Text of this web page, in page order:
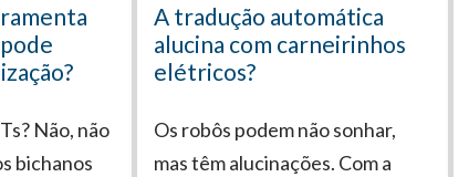
Não, não
bichanos
A tradução automática
alucina com carneirinhos
elétricos?
Os robôs podem não sonhar,
mas têm alucinações. Com a